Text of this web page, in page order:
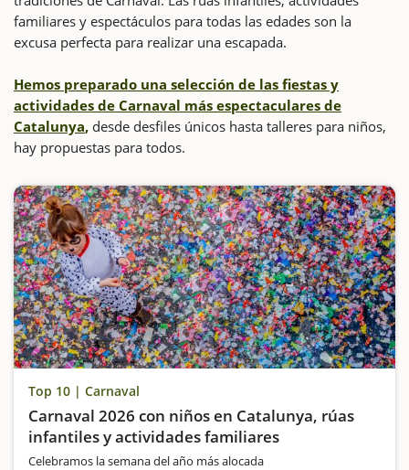
familiares y espectáculos para todas las edades son la
excusa perfecta para realizar una escapada.
Hemos preparado una selección de las fiestas y
actividades de Carnaval más espectaculares de
Catalunya, desde desfiles únicos hasta talleres para niños,
hay propuestas para todos.
Top 10 | Carnaval
Carnaval 2026 con niños en Catalunya, rúas
infantiles y actividades familiares
Celebramos la semana del año más alocada